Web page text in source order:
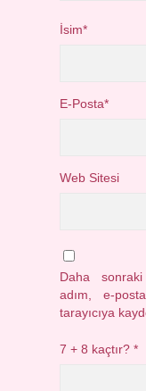
İsim*
E-Posta*
Web Sitesi
Daha sonraki
adım, e-
tarayıcıya
7 + 8 kaçtır?*